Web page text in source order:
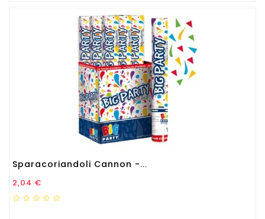
Sparacoriandoli Cannon -...
Prezzo
2,04 €